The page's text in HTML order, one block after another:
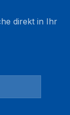
direkt in Ihr